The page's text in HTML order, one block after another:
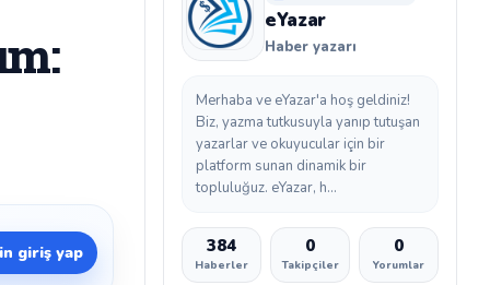
giriş yap
eYazar
Haber yazarı
Merhaba ve eYazar'a hoş geldiniz!
Biz, yazma tutkusuyla yanıp tutuşan
yazarlar ve okuyucular için bir
platform sunan dinamik bir
topluluğuz. eYazar, h...
384
Haberler
0
Takipçiler
0
Yorumlar